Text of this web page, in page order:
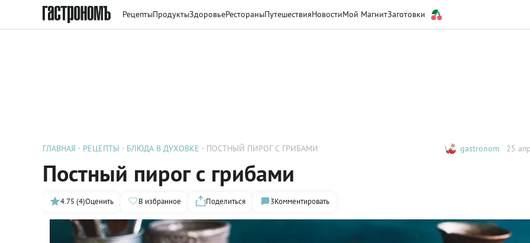
РецептыПродуктыЗдоровьеРестораныПутешествияНовостиМой МагнитЗаготовки
ГЛАВНАЯ РЕЦЕПТЫ БЛЮДА В ДУХОВКЕ ПОСТНЫЙ ПИРОГ С ГРИБАМИ gastronom 25
Постный пирог с грибами
4.75 (4)Оценить В избранное Поделиться 3Комментировать